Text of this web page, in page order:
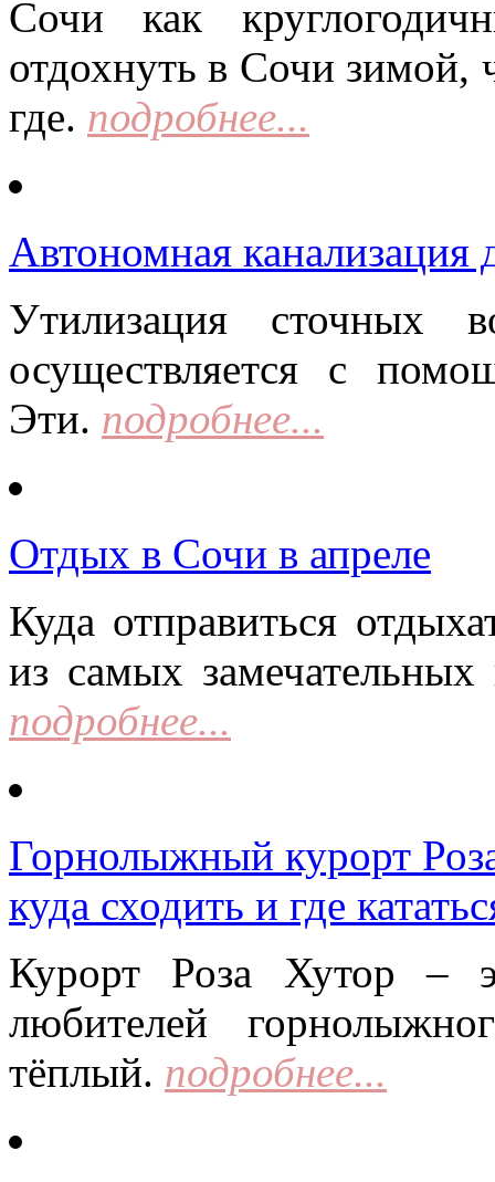
Сочи как
отдохнуть в Сочи зимой,
где. подробнее...
Автономная канализация
Утилизация сточных
осуществляется с
Эти. подробнее...
Отдых в Сочи в апреле
Куда отправиться
из самых замечательных
подробнее...
Горнолыжный курорт
куда сходить и где
Курорт Роза Хутор –
любителей
тёплый. подробнее...